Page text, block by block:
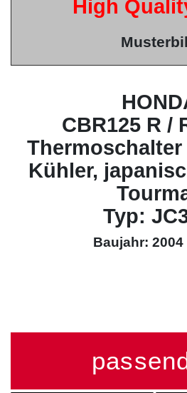
High
CBR125 R /
Kühler,
Typ:
Baujahr: 2004